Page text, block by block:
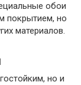
обои
покрытием, но
материалов.
но и